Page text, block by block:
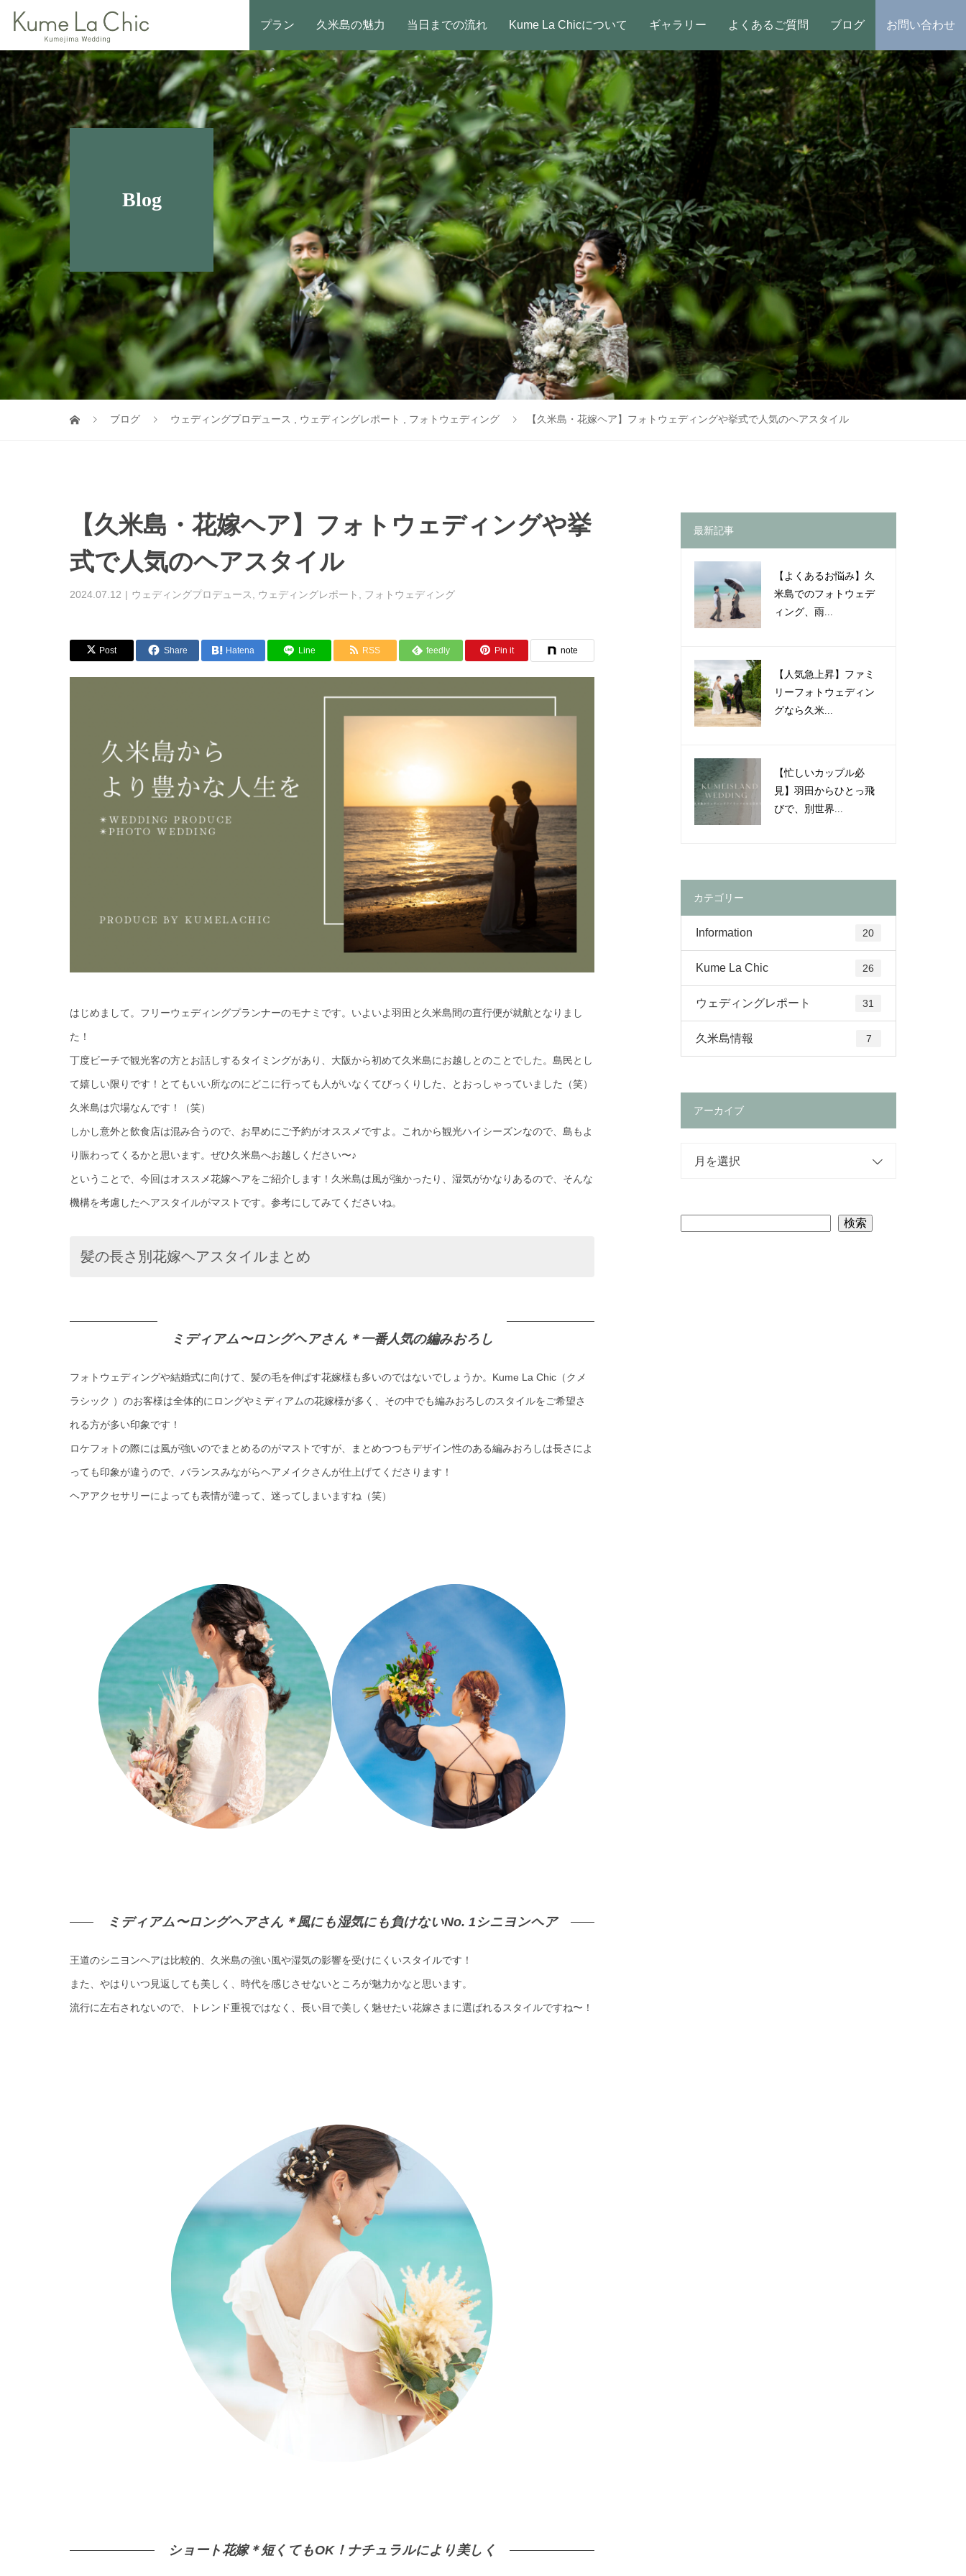
プラン 久米島の魅力 当日までの流れ Kume La Chicについて ギャラリー よくあるご質問 ブログ お問い合わせ
Blog
ブログ ウェディングプロデュース ウェディングレポート フォトウェディング 【久米島・花嫁ヘア】フォトウェディングや挙式で人気のヘアスタイル
【久米島・花嫁ヘア】フォトウェディングや挙
式で人気のヘアスタイル
2024.07.12 ウェディングプロデュース ウェディングレポート フォトウェディング
Post Share Hatena Line RSS feedly Pin it note
はじめまして。フリーウェディングプランナーのモナミです。いよいよ羽田と久米島間の直行便が就航となりまし
た！
丁度ビーチで観光客の方とお話しするタイミングがあり、大阪から初めて久米島にお越しとのことでした。島民とし
て嬉しい限りです！とてもいい所なのにどこに行っても人がいなくてびっくりした、とおっしゃっていました（笑）
久米島は穴場なんです！（笑）
しかし意外と飲食店は混み合うので、お早めにご予約がオススメですよ。これから観光ハイシーズンなので、島もよ
り賑わってくるかと思います。ぜひ久米島へお越しください〜♪
ということで、今回はオススメ花嫁ヘアをご紹介します！久米島は風が強かったり、湿気がかなりあるので、そんな
機構を考慮したヘアスタイルがマストです。参考にしてみてくださいね。
髪の長さ別花嫁ヘアスタイルまとめ
ミディアム〜ロングヘアさん＊一番人気の編みおろし
フォトウェディングや結婚式に向けて、髪の毛を伸ばす花嫁様も多いのではないでしょうか。Kume La Chic（クメ
ラシック ）のお客様は全体的にロングやミディアムの花嫁様が多く、その中でも編みおろしのスタイルをご希望さ
れる方が多い印象です！
ロケフォトの際には風が強いのでまとめるのがマストですが、まとめつつもデザイン性のある編みおろしは長さによ
っても印象が違うので、バランスみながらヘアメイクさんが仕上げてくださります！
ヘアアクセサリーによっても表情が違って、迷ってしまいますね（笑）
ミディアム〜ロングヘアさん＊風にも湿気にも負けないNo. 1シニヨンヘア
王道のシニヨンヘアは比較的、久米島の強い風や湿気の影響を受けにくいスタイルです！
また、やはりいつ見返しても美しく、時代を感じさせないところが魅力かなと思います。
流行に左右されないので、トレンド重視ではなく、長い目で美しく魅せたい花嫁さまに選ばれるスタイルですね〜！
ショート花嫁＊短くてもOK！ ナチュラルにより美しく
最新記事
【よくあるお悩み】久
米島でのフォトウェデ
ィング、雨...
【人気急上昇】ファミ
リーフォトウェディン
グなら久米...
【忙しいカップル必
見】羽田からひとっ飛
びで、別世界...
カテゴリー
Information 20
Kume La Chic 26
ウェディングレポート 31
久米島情報 7
アーカイブ
月を選択
検索